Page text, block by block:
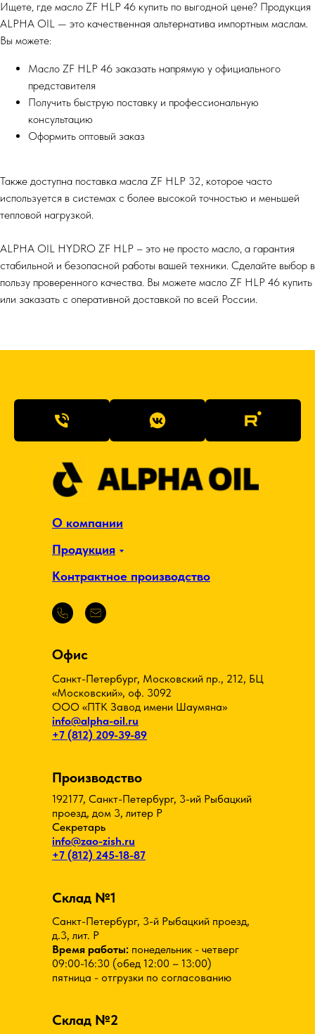
Ищете, где масло ZF HLP 46 купить по выгодной цене? Продукция
ALPHA OIL — это качественная альтернатива импортным маслам.
Вы можете:
Масло ZF HLP 46 заказать напрямую у официального
представителя
Получить быструю поставку и профессиональную
консультацию
Оформить оптовый заказ
Также доступна поставка масла ZF HLP 32, которое часто
используется в системах с более высокой точностью и меньшей
тепловой нагрузкой.
ALPHA OIL HYDRO ZF HLP – это не просто масло, а гарантия
стабильной и безопасной работы вашей техники. Сделайте выбор в
пользу проверенного качества. Вы можете масло ZF HLP 46 купить
или заказать с оперативной доставкой по всей России.
Склад №2
Производство
192177, Санкт-Петербург, 3-ий Рыбацкий
проезд, дом 3, литер Р
Секретарь
info@zao-zish.ru
+7 (812) 245-18-87
Офис
Санкт-Петербург, Московский пр., 212, БЦ
«Московский», оф. 3092
ООО «ПТК Завод имени Шаумяна»
info@alpha-oil.ru
+7 (812) 209-39-89
Склад №1
Санкт-Петербург, 3-й Рыбацкий проезд,
д.3, лит. Р
Время работы: понедельник - четверг
09:00-16:30 (обед 12:00 – 13:00)
пятница - отгрузки по согласованию
Продукция
Контрактное производство
О компании